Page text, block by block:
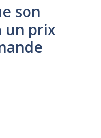
son
un prix